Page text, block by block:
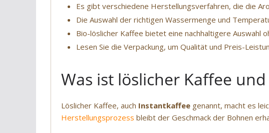
Es gibt verschiedene Herstellungsverfahren, die die
Die Auswahl der richtigen Wassermenge und
Bio-löslicher Kaffee bietet eine nachhaltigere Auswahl
Lesen Sie die Verpackung, um Qualität und Preis-
Was ist löslicher Kaffee
Löslicher Kaffee, auch Instantkaffee genannt, macht es
Herstellungsprozess bleibt der Geschmack der Bohnen